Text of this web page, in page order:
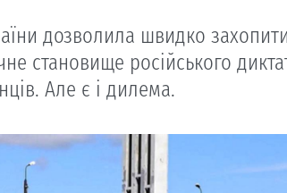
дозволила швидко захопити
становище російського
Але є і дилема.